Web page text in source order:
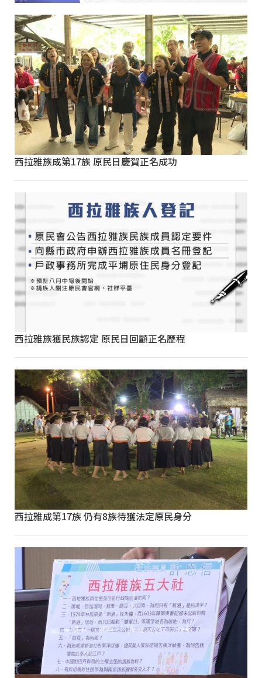
西拉雅族成第17族 原民日慶賀正名成功
西拉雅族獲民族認定 原民日回顧正名歷程
西拉雅成第17族 仍有8族待獲法定原民身分